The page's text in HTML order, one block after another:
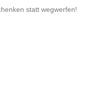
statt wegwerfen!